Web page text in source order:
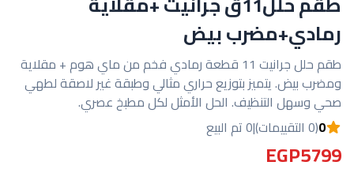
رمادي+مضرب بيض
طقم حلل جرانيت 11 قطعة رمادي فخم من ماي هوم + مقلاية
ومضرب بيض. يتميز بتوزيع حراري مثالي وطبقة غير لاصقة لطهي
صحي وسهل التنظيف. الحل الأمثل لكل مطبخ عصري.
0(0 التقييمات) |0 تم البيع
EGP5799